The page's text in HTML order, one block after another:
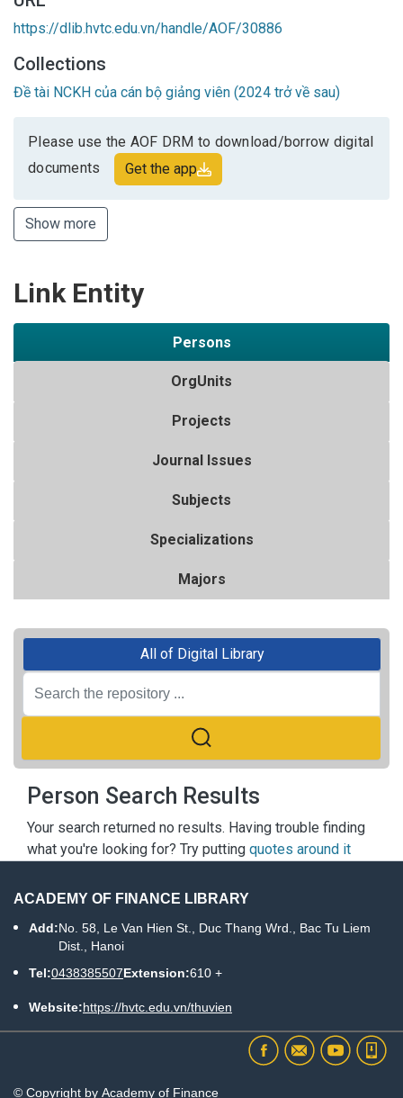
https://dlib.hvtc.edu.vn/handle/AOF/30886
Collections
Đề tài NCKH của cán bộ giảng viên (2024 trở về sau)
Please use the AOF DRM to download/borrow digital
documents
Get the app
Show more
Link Entity
Persons
OrgUnits
Projects
Journal Issues
Subjects
Specializations
Majors
All of Digital Library
Person Search Results
Your search returned no results. Having trouble finding
what you're looking for? Try putting quotes around it
ACADEMY OF FINANCE LIBRARY
Add:No. 58, Le Van Hien St., Duc Thang Wrd., Bac Tu Liem
Dist., Hanoi
Tel:0438385507Extension:610 +
Website:https://hvtc.edu.vn/thuvien
© Copyright by Academy of Finance